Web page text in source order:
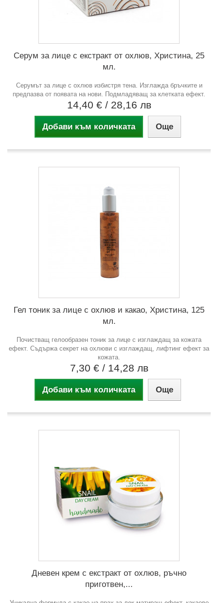
Серум за лице с екстракт от охлюв, Христина, 25
мл.
Серумът за лице с охлюв избистря тена. Изглажда бръчките и
предпазва от появата на нови. Подмладяващ за клетката ефект.
14,40 € / 28,16 лв
Добави към количката Още
Гел тоник за лице с охлюв и какао, Христина, 125
мл.
Почистващ гелообразен тоник за лице с изглаждащ за кожата
ефект. Съдържа секрет на охлюви с изглаждащ, лифтинг ефект за
кожата.
7,30 € / 14,28 лв
Добави към количката Още
Дневен крем с екстракт от охлюв, ръчно
приготвен,...